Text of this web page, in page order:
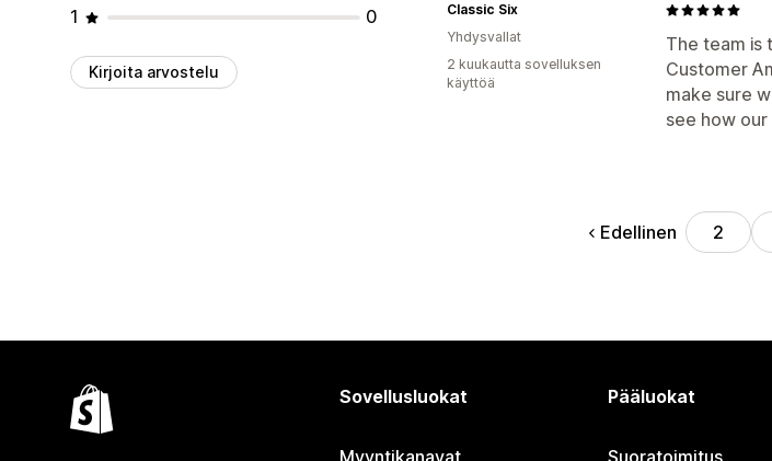
1
0
Kirjoita arvostelu
The team is
Customer
make sure
see how
Classic Six
Yhdysvallat
2 kuukautta sovelluksen
käyttöä
Edellinen 2
Sovellusluokat
Myyntikanavat
Pääluokat
Suoratoimitus